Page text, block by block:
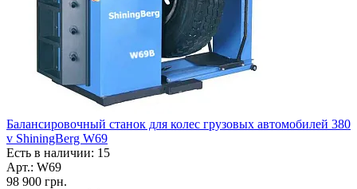
Балансировочный станок для колес грузовых автомобилей 380
v ShiningBerg W69
Есть в наличии: 15
Арт.: W69
98 900 грн.